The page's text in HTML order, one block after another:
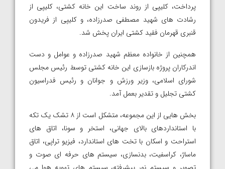
پرداخت، کلیپی از روند ساخت این خانه کشتی، کلیپی از
رشادت های شهید مصطفی صدرزاده، و کلیپی از فریدون
قنبری قهرمان فقید کشتی ایران پخش شد.
همچنین از خانواده معظم شهید صدرزاده و عوامل و دست
اندرکاران پروژه بازسازی این خانه کشتی توسط رئیس مجلس
شورای اسلامی، وزیر ورزش و جوانان و رئیس فدراسیون
کشتی تجلیل و تقدیر بعمل آمد.
بخش هایی از این مجموعه، متشکل است از ۸ تشک یک تکه
با استانداردهای بالای جهانی، استخر و سونا، اتاق های
استراحت و اسکان با تخت های استاندارد، فیزیو تراپی، اتاق
ماساژ، کراسفیت، بدنسازی، سیستم های حرفه ای صوت و